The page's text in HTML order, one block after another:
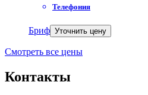
Телефония
Бриф Уточнить цену
Смотреть все цены
Контакты